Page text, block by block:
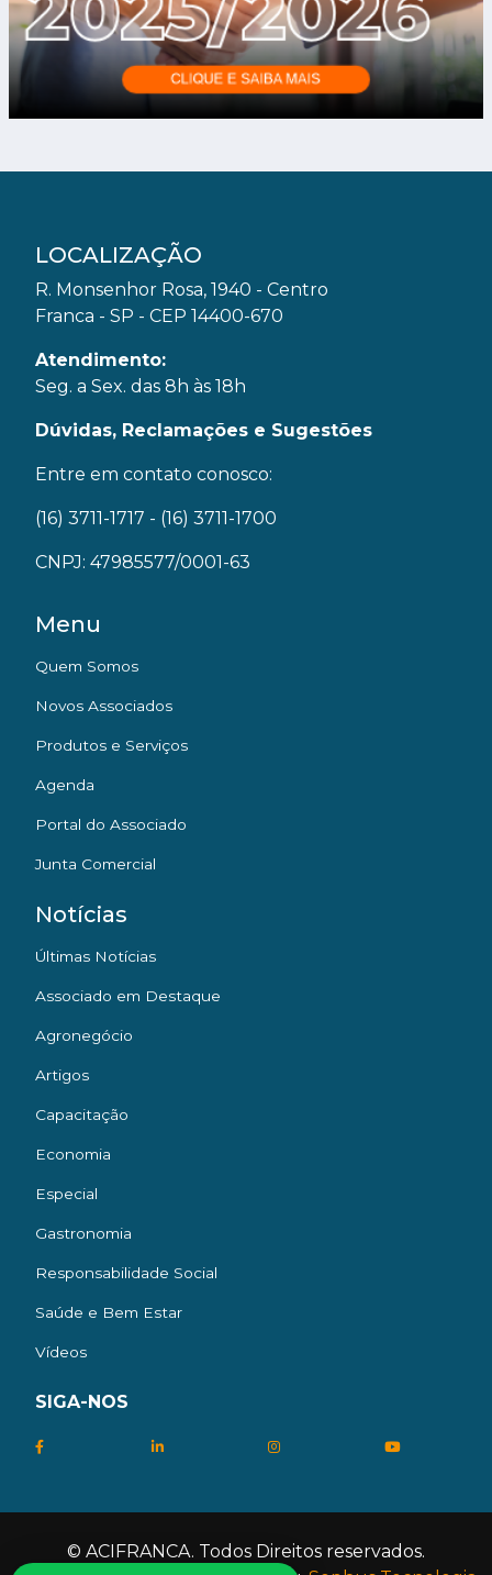
LOCALIZAÇÃO
R. Monsenhor Rosa, 1940 - Centro
Franca - SP - CEP 14400-670
Atendimento:
Seg. a Sex. das 8h às 18h
Dúvidas, Reclamações e Sugestões
Entre em contato conosco:
(16) 3711-1717 - (16) 3711-1700
CNPJ: 47985577/0001-63
Menu
Quem Somos
Novos Associados
Produtos e Serviços
Agenda
Portal do Associado
Junta Comercial
Notícias
Últimas Notícias
Associado em Destaque
Agronegócio
Artigos
Capacitação
Economia
Especial
Gastronomia
Responsabilidade Social
Saúde e Bem Estar
Vídeos
SIGA-NOS
© ACIFRANCA. Todos Direitos reservados.